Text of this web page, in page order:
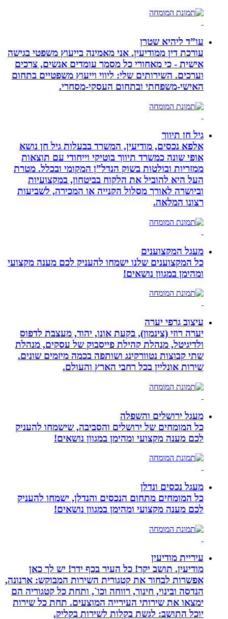
עו”ד ליהיא שטרן
עורכת דין ממודיעין. אני מאמינה בייעוץ משפטי בגישה
אישית - כי מאחורי כל מסמך עומדים אנשים, צרכים
וערכים. השירותים שלי: ליווי וייעוץ משפטיים בתחום
האישי-משפחתי ובתחום העסקי-מסחרי.
גיל חן תיווך
אלפא נכסים, מודיעין, המשרד בבעלות גיל חן נושא
אופי שונה כמשרד תיווך בוטיקי וייחודי עם תוצאות
ממזריות ובולטות בשוק הנדל”ן המקומי ובכלל. מטרת
העל היא להוביל את הלקוח בביטחון, במקצועיות
וביושרה לאורך מסלול הקנייה או המכירה, לשביעות
רצונו המלאה.
מעגל המקצוענים
כל המקצוענים שלנו ישמחו להעניק לכם מענה מקצועי
ומהימן במגוון נושאים!
עיצוב גרפי יערה
יערה רוזי (צינמון), בקעת אונו, יהוד, מעצבת לדפוס
ולדיגיטל, מנהלת קהילת פייסבוק של עסקים, מנהלת
שתי קבוצות נטוורקינג ושותפה בכמה מיזמים שונים.
שירות אונליין בכל רחבי הארץ והעולם.
מעגל ירושלים והשפלה
כל המומחים של ירושלים והסביבה, שישמחו להעניק
לכם מענה מקצועי ומהימן במגוון נושאים!
מעגל נכסים ונדלן
כל המומחים מתחום הנכסים והנדלן, ישמחו להעניק
לכם מענה מקצועי ומהימן במגוון נושאים!
עיריית מודיעין
מודיעין. תושב יקר! כל העיר בכף ידך! יש לך כאן
אפשרות לבחור את קטגורית השירות המבוקש: ארנונה,
הנדסה ובינוי, חינוך, רווחה וכו`, ותחת כל קטגוריה הם
ימצאו את שירותי העירייה המוצעים. תחת כל שירות
יוכל התושב: לגשת בקלות לשירות בקליק.